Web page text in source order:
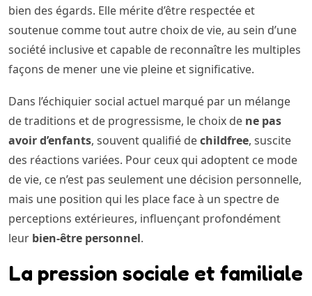
bien des égards. Elle mérite d’être respectée et
soutenue comme tout autre choix de vie, au sein d’une
société inclusive et capable de reconnaître les multiples
façons de mener une vie pleine et significative.
Dans l’échiquier social actuel marqué par un mélange
de traditions et de progressisme, le choix de ne pas
avoir d’enfants, souvent qualifié dechildfree, suscite
des réactions variées. Pour ceux qui adoptent ce mode
de vie, ce n’est pas seulement une décision personnelle,
mais une position qui les place face à un spectre de
perceptions extérieures, influençant profondément
leur bien-être personnel.
La pression sociale et familiale